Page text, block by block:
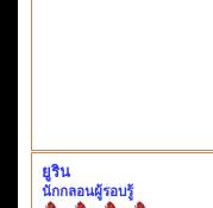
ยูริน
นักกลอนผู้รอบรู้